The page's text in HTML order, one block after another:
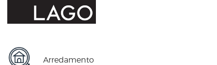
Arredamento